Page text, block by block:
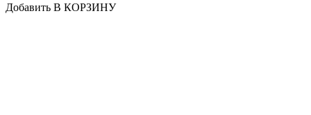
Добавить В КОРЗИНУ